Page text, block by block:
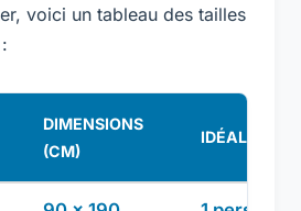
voici un tableau des tailles
DIMENSIONS
(CM)
IDÉAL POUR